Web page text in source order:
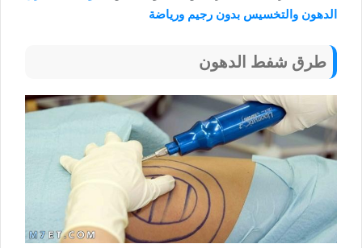
الدهون والتخسيس بدون رجيم ورياضة
طرق شفط الدهون